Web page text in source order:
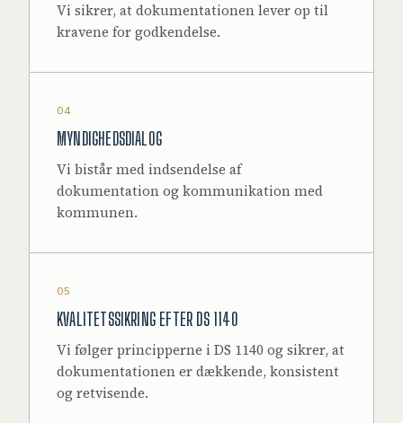
Vi sikrer, at dokumentationen lever op til
kravene for godkendelse.
04
MYNDIGHEDSDIALOG
Vi bistår med indsendelse af
dokumentation og kommunikation med
kommunen.
05
KVALITETSSIKRING EFTER DS 1140
Vi følger principperne i DS 1140 og sikrer, at
dokumentationen er dækkende, konsistent
og retvisende.